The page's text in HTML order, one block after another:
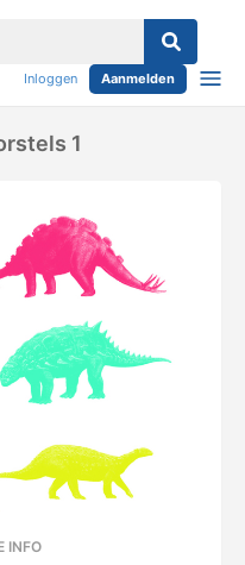
Inloggen Aanmelden
1
INFO